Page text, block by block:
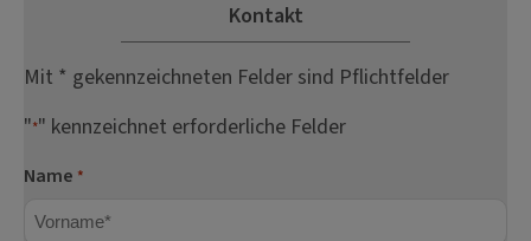
Kontakt
Mit * gekennzeichneten Felder sind Pflichtfelder
"*" kennzeichnet erforderliche Felder
Name *